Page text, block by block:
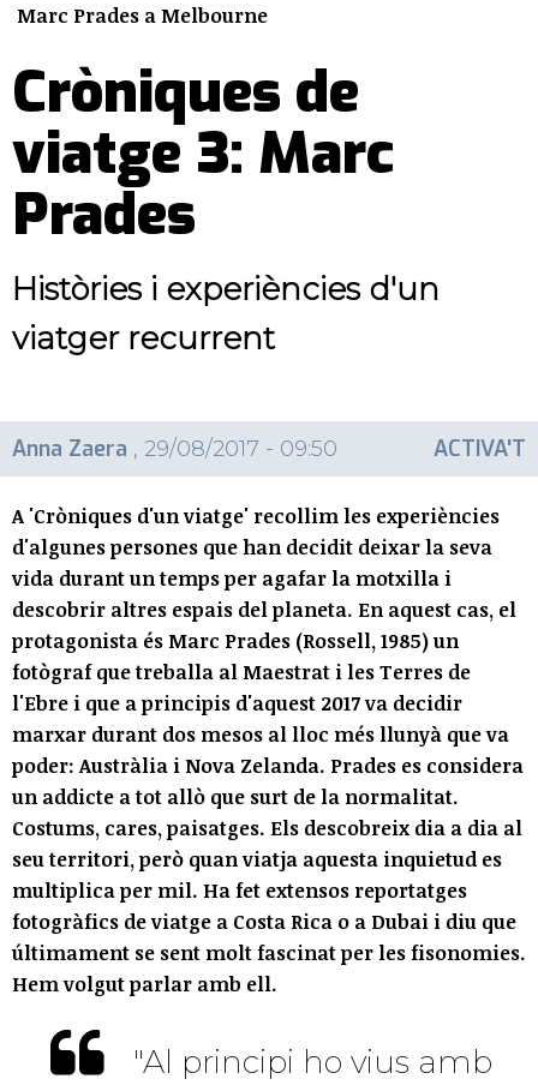
Marc Prades a Melbourne
Cròniques de
viatge 3: Marc
Prades
Històries i experiències d'un
viatger recurrent
Anna Zaera , 29/08/2017 - 09:50 ACTIVA'T
A 'Cròniques d'un viatge' recollim les experiències
d'algunes persones que han decidit deixar la seva
vida durant un temps per agafar la motxilla i
descobrir altres espais del planeta. En aquest cas, el
protagonista és Marc Prades (Rossell, 1985) un
fotògraf que treballa al Maestrat i les Terres de
l'Ebre i que a principis d'aquest 2017 va decidir
marxar durant dos mesos al lloc més llunyà que va
poder: Austràlia i Nova Zelanda. Prades es considera
un addicte a tot allò que surt de la normalitat.
Costums, cares, paisatges. Els descobreix dia a dia al
seu territori, però quan viatja aquesta inquietud es
multiplica per mil. Ha fet extensos reportatges
fotogràfics de viatge a Costa Rica o a Dubai i diu que
últimament se sent molt fascinat per les fisonomies.
Hem volgut parlar amb ell.
"Al principi ho vius amb